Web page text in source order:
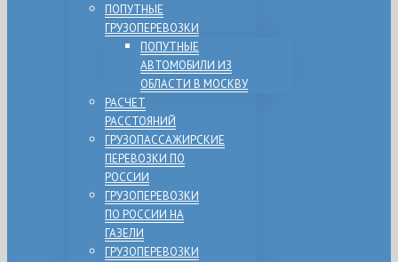
ПОПУТНЫЕ
ГРУЗОПЕРЕВОЗКИ
ПОПУТНЫЕ
АВТОМОБИЛИ ИЗ
ОБЛАСТИ В МОСКВУ
РАСЧЕТ
РАССТОЯНИЙ
ГРУЗОПАССАЖИРСКИЕ
ПЕРЕВОЗКИ ПО
РОССИИ
ГРУЗОПЕРЕВОЗКИ
ПО РОССИИ НА
ГАЗЕЛИ
ГРУЗОПЕРЕВОЗКИ